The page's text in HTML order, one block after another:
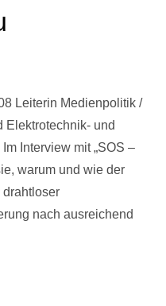
Leiterin Medienpolitik /
Elektrotechnik- und
Interview mit „SOS –
warum und wie der
nach ausreichend